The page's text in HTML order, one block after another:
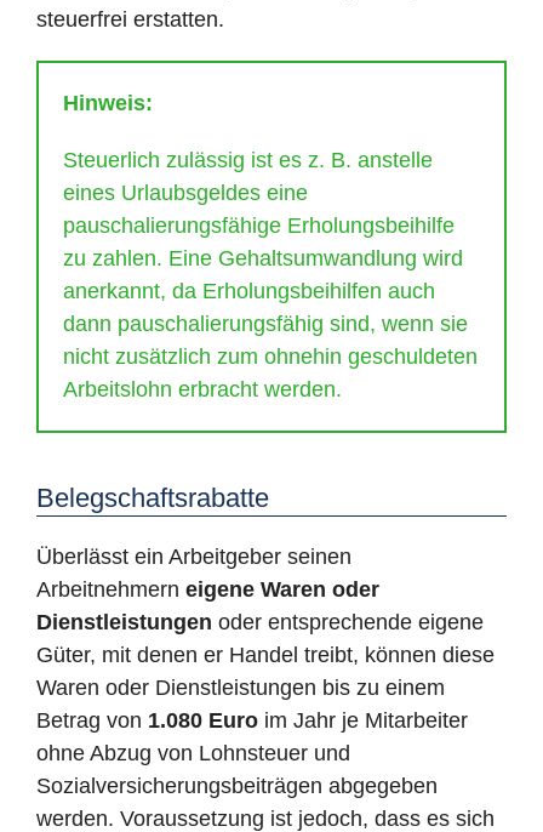
steuerfrei erstatten.
Hinweis:
Steuerlich zulässig ist es z. B. anstelle
eines Urlaubsgeldes eine
pauschalierungsfähige Erholungsbeihilfe
zu zahlen. Eine Gehaltsumwandlung wird
anerkannt, da Erholungsbeihilfen auch
dann pauschalierungsfähig sind, wenn sie
nicht zusätzlich zum ohnehin geschuldeten
Arbeitslohn erbracht werden.
Belegschaftsrabatte
Überlässt ein Arbeitgeber seinen
Arbeitnehmern eigene Waren oder
Dienstleistungen oder entsprechende eigene
Güter, mit denen er Handel treibt, können diese
Waren oder Dienstleistungen bis zu einem
Betrag von 1.080 Euro im Jahr je Mitarbeiter
ohne Abzug von Lohnsteuer und
Sozialversicherungsbeiträgen abgegeben
werden. Voraussetzung ist jedoch, dass es sich